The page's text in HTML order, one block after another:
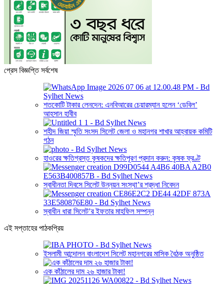
প্রেস বিজ্ঞপ্তি সর্বশেষ
শতকোটি টাকার লেনদেন: এনবিআরের চেয়ারম্যান হলেন ‘ডেবিল’
আহসান হাবীব
শহীদ জিয়া স্মৃতি সংসদ সিলেট জেলা ও মহানগর শাখার আহ্বায়ক কমিটি
গঠন
হাওরের ক্ষতিগ্রস্ত কৃষকদের ক্ষতিপূরণ প্রদান করুন: কৃষক ফ্রণ্ট
স্বাধীনতা দিবসে সিলেট উন্নয়ন সংস্থা’র শ্রদ্ধা নিবেদন
স্বাধীন ধারা সিলেট’র ইফতার মাহফিল সম্পন্ন
এই সপ্তাহের পাঠকপ্রিয়
ইসলামী আন্দোলন বাংলাদেশ সিলেট মহানগরের মাসিক বৈঠক অনুষ্ঠিত
এক কাঁঠালের দাম ২৬ হাজার টাকা!